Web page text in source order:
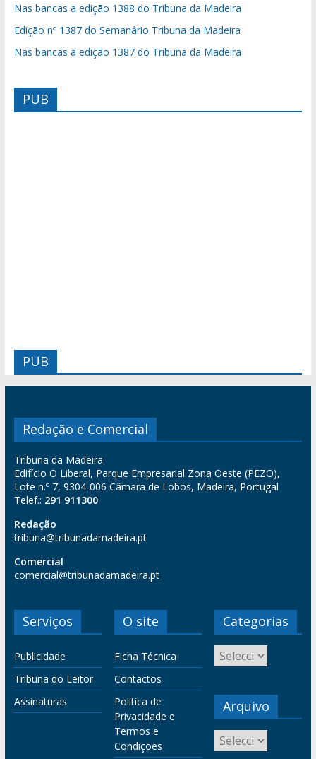
Nas bancas a edição 1388 do Tribuna da Madeira
Edição nº 1387 do Semanário Tribuna da Madeira
Nas bancas a edição 1387 do Tribuna da Madeira
PUB
PUB
Redação e Comercial
Tribuna da Madeira
Edifício O Liberal, Parque Empresarial Zona Oeste (PEZO),
Lote n.º 7, 9304-006 Câmara de Lobos, Madeira, Portugal
Telef.: 291 911300
Redação
tribuna@tribunadamadeira.pt
Comercial
comercial@tribunadamadeira.pt
Serviços
Publicidade
Tribuna do Leitor
Assinaturas
O site
Ficha Técnica
Contactos
Política de
Privacidade e
Termos e
Condições
Categorias
Arquivo